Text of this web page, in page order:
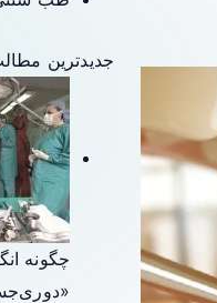
جدیدترین
چگونه